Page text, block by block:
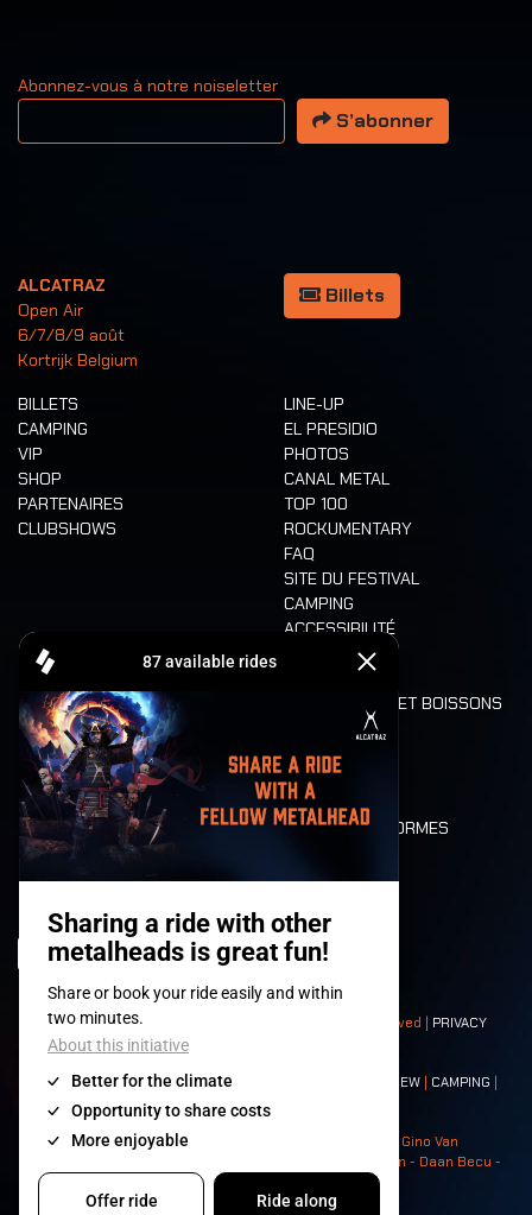
Abonnez-vous à notre noiseletter
Votre adresse email
S’abonner
ALCATRAZ
Open Air
6/7/8/9 août
Kortrijk Belgium
Billets
BILLETS
CAMPING
VIP
SHOP
PARTENAIRES
CLUBSHOWS
LINE-UP
EL PRESIDIO
PHOTOS
CANAL METAL
TOP 100
ROCKUMENTARY
FAQ
SITE DU FESTIVAL
CAMPING
ACCESSIBILITÉ
CASHLESS
ALIMENTATION ET BOISSONS
LONE WOLVES
PLAN
DEATH RIDE
VALEURS ET NORMES
HISTOIRE
© 2008-2026- Apache Productions VZW – All rights reserved | PRIVACY
POLICY|CONDITIONS GÉNÉRALES
Contact:GENERAL| PARTNERSHIPS CREW | CAMPING |
NEIGHBOURS
Photos: Ann Kermans - Hans Van Hoof - Eliaz Bruggeman - Gino Van
Lancker - Tim Tronckoe - Elsie Roymans - Stijn Verbruggen - Daan Becu -
Claus Christa - Devid Camerlynck